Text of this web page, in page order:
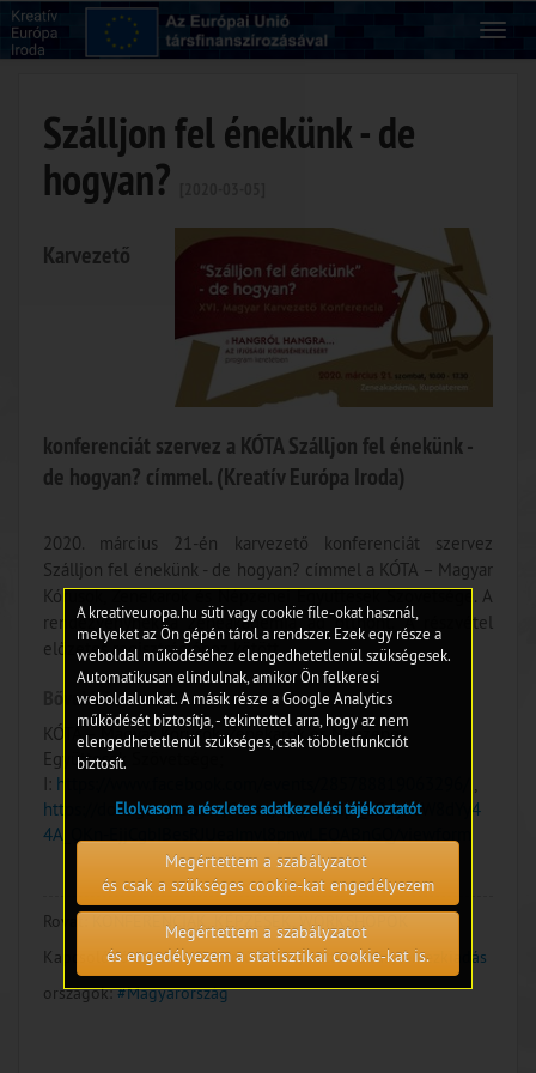
Szálljon fel énekünk - de
hogyan?
Karvezető
konferenciát szervez a KÓTA Szálljon fel énekünk -
de hogyan? címmel. (Kreatív Európa Iroda)
2020. március 21-én karvezető konferenciát szervez
Szálljon fel énekünk - de hogyan? címmel a KÓTA – Magyar
Kórusok, Zenekarok és Népzenei Együttesek Szövetsége. A
rendezvénynek a Zeneakadémia ad otthont. A részvétel
előzetes regisztrációhoz kötött.
Bővebb információ:
KÓTA – Magyar Kórusok, Zenekarok és Népzenei
Együttesek Szövetsége;
I: https://www.facebook.com/events/285788819063296/
,
https://docs.google.com/forms/d/e/1FAIpQLSdyhcW8dYy4
4A_QKn-EjjCgbIBesRJUeaImvl8pnwLEQABnGQ/viewform
Rovat:KONFERENCIÁK, KÉPZÉSEK, WORKSHOPOK
Kapcsolódó témák:#Zeneművészet, kottakiadás, lemezkiadás
országok:#Magyarország
A kreativeuropa.hu süti vagy cookie file-okat használ,
melyeket az Ön gépén tárol a rendszer. Ezek egy része a
weboldal működéséhez elengedhetetlenül szükségesek.
Automatikusan elindulnak, amikor Ön felkeresi
weboldalunkat. A másik része a Google Analytics
működését biztosítja, - tekintettel arra, hogy az nem
elengedhetetlenül szükséges, csak többletfunkciót
biztosít.
Elolvasom a részletes adatkezelési tájékoztatót
Megértettem a szabályzatot
és csak a szükséges cookie-kat engedélyezem
Megértettem a szabályzatot
és engedélyezem a statisztikai cookie-kat is.